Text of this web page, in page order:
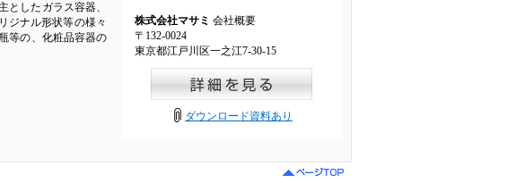
としたガラス容器、
ジナル形状等の様々
等の、化粧品容器の
株式会社マサミ 会社概要
〒132-0024
東京都江戸川区一之江7-30-15
ダウンロード資料あり